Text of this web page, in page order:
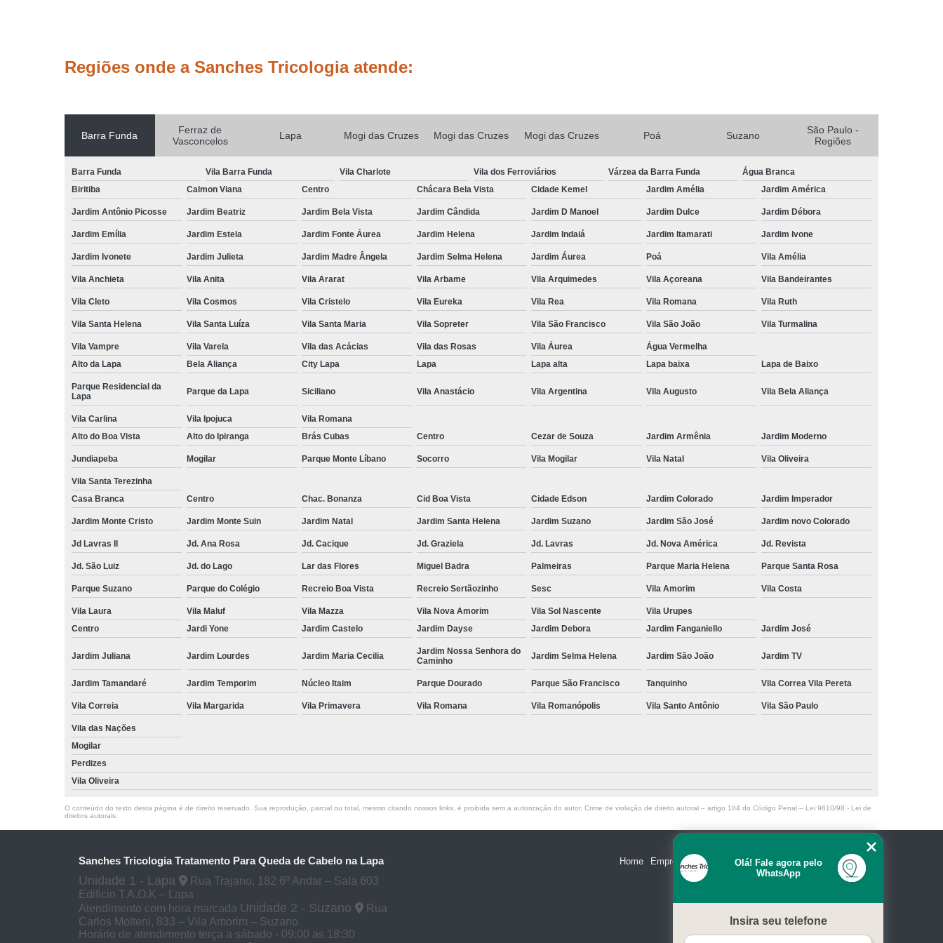
Tricologista Crescimento de Cabelo
Tricologista Lapa
Tricologista Mogi das Cruzes
Tricologista para Couro Cabeludo
Tricologista para Particular
Tricologista para Queda de Cabelo
Tricologista Perto de Mim Tricologista Suzano
Regiões onde a Sanches Tricologia atende:
Barra Funda
Ferraz de
Vasconcelos
Lapa Mogi das Cruzes Mogi das Cruzes Mogi das Cruzes Poá Suzano
São Paulo -
Regiões
Barra Funda Vila Barra Funda Vila Charlote Vila dos Ferroviários Várzea da Barra Funda
Água Branca
Biritiba
Calmon Viana Centro Chácara Bela Vista Cidade Kemel Jardim Amélia Jardim América
Jardim Antônio Picosse Jardim Beatriz Jardim Bela Vista Jardim Cândida Jardim D Manoel Jardim Dulce Jardim Débora
Jardim Emília Jardim Estela Jardim Fonte Áurea Jardim Helena Jardim Indaiá Jardim Itamarati Jardim Ivone
Jardim Ivonete Jardim Julieta Jardim Madre Ângela Jardim Selma Helena Jardim Áurea Poá Vila Amélia
Vila Anchieta Vila Anita Vila Ararat Vila Arbame Vila Arquimedes Vila Açoreana Vila Bandeirantes
Vila Cleto Vila Cosmos Vila Cristelo Vila Eureka Vila Rea Vila Romana Vila Ruth
Vila Santa Helena Vila Santa Luíza Vila Santa Maria Vila Sopreter Vila São Francisco Vila São João Vila Turmalina
Vila Vampre Vila Varela Vila das Acácias Vila das Rosas Vila Áurea
Água Vermelha
Alto da Lapa
Bela Aliança City Lapa Lapa Lapa alta Lapa baixa Lapa de Baixo
Parque Residencial da
Lapa
Parque da Lapa Siciliano Vila Anastácio Vila Argentina Vila Augusto Vila Bela Aliança
Vila Carlina Vila Ipojuca
Vila Romana
Alto do Boa Vista
Alto do Ipiranga Brás Cubas Centro Cezar de Souza Jardim Armênia Jardim Moderno
Jundiapeba Mogilar Parque Monte Líbano Socorro Vila Mogilar Vila Natal Vila Oliveira
Vila Santa Terezinha
Casa Branca
Centro Chac. Bonanza Cid Boa Vista Cidade Edson Jardim Colorado Jardim Imperador
Jardim Monte Cristo Jardim Monte Suin Jardim Natal Jardim Santa Helena Jardim Suzano Jardim São José Jardim novo Colorado
Jd Lavras II Jd. Ana Rosa Jd. Cacique Jd. Graziela Jd. Lavras Jd. Nova América Jd. Revista
Jd. São Luiz Jd. do Lago Lar das Flores Miguel Badra Palmeiras Parque Maria Helena Parque Santa Rosa
Parque Suzano Parque do Colégio Recreio Boa Vista Recreio Sertãozinho Sesc Vila Amorim Vila Costa
Vila Laura Vila Maluf Vila Mazza Vila Nova Amorim Vila Sol Nascente
Vila Urupes
Centro
Jardi Yone Jardim Castelo Jardim Dayse Jardim Debora Jardim Fanganiello Jardim José
Jardim Juliana Jardim Lourdes Jardim Maria Cecilia
Jardim Nossa Senhora do
Caminho
Jardim Selma Helena Jardim São João Jardim TV
Jardim Tamandaré Jardim Temporim Núcleo Itaim Parque Dourado Parque São Francisco Tanquinho Vila Correa Vila Pereta
Vila Correia Vila Margarida Vila Primavera Vila Romana Vila Romanópolis Vila Santo Antônio Vila São Paulo
Vila das Nações
Mogilar
Perdizes
Vila Oliveira
O conteúdo do texto desta página é de direito reservado. Sua reprodução, parcial ou total, mesmo citando nossos links, é proibida sem a autorização do autor. Crime de violação de direito autoral – artigo 184 do Código Penal – Lei 9610/98 - Lei de
direitos autorais
Sanches Tricologia Tratamento Para Queda de Cabelo na Lapa
Unidade 1 - Lapa
Rua Trajano, 182 6º Andar – Sala 603
Edificio T.A.O.K – Lapa
Atendimento com hora marcada Unidade 2 - Suzano
Rua
Carlos Molteni, 833 – Vila Amorim – Suzano
Horário de atendimento terça a sábado - 09:00 as 18:30
Home Empresa Missão Serviços Contato Mapa do site
Olá! Fale agora pelo
WhatsApp
Insira seu telefone